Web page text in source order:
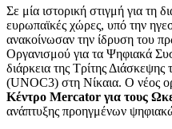
Σε μία ιστορική στιγμή για
ευρωπαϊκές χώρες, υπό την
ανακοίνωσαν την ίδρυση του
Οργανισμού για τα Ψηφιακά
διάρκεια της Τρίτης
(UNOC3) στη Νίκαια. Ο νέος
Κέντρο Mercator για τους
ανάπτυξης προηγμένων